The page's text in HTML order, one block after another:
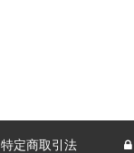
特定商取引法